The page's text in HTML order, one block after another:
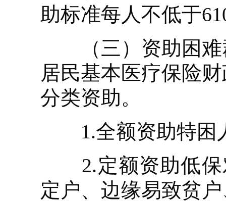
助标准每人不低于
（三）资助困难
居民基本医疗保险
分类资助。
1.全额资助特困
2.定额资助低保
定户、边缘易致贫